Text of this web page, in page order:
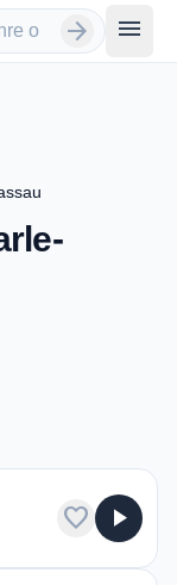
arrow_forward menu
favorite play_arrow